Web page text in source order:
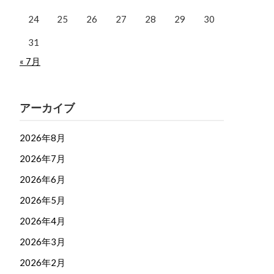
24 25 26 27 28 29 30
31
« 7月
アーカイブ
2026年8月
2026年7月
2026年6月
2026年5月
2026年4月
2026年3月
2026年2月